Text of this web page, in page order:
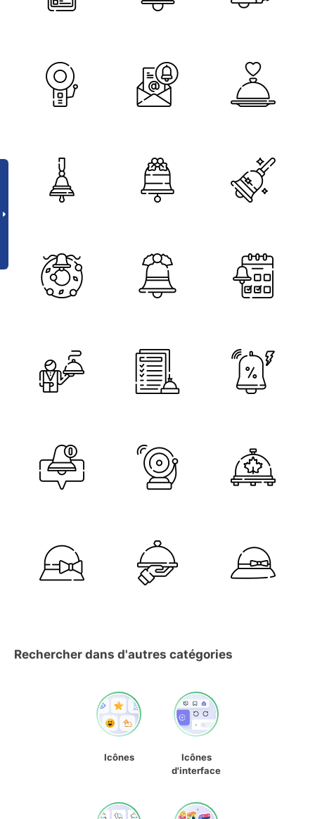
Rechercher dans d'autres catégories
Icônes
Icônes
d'interface